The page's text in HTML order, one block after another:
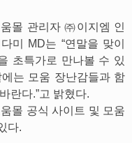
몰 관리자 ㈜이지엠 인
미 MD는 “연말을 맞이
초특가로 만나볼 수 있
에는 모움 장난감들과 함
란다.”고 밝혔다.
몰 공식 사이트 및 모움
다.